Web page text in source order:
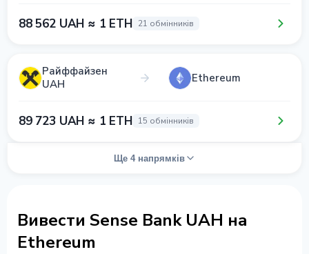
88 562 UAH ≈ 1 ETH 21 обмінників
Райффайзен
UAH
Ethereum
89 723 UAH ≈ 1 ETH 15 обмінників
Ще 4 напрямків
Вивести Sense Bank UAH на
Ethereum